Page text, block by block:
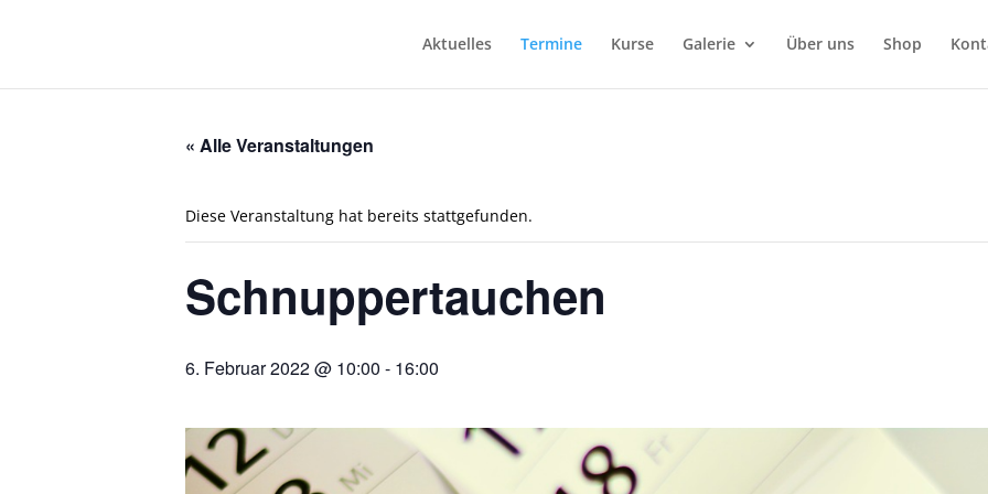
Aktuelles Termine Kurse Galerie Über uns Shop
« Alle Veranstaltungen
Diese Veranstaltung hat bereits stattgefunden.
Schnuppertauchen
6. Februar 2022 @ 10:00 - 16:00